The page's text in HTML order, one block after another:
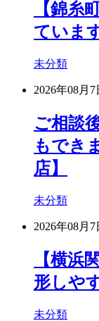
【錦糸
ていま
未分類
2026年08月7
ご相談
もでき
店】
未分類
2026年08月7
【横浜
形しや
未分類